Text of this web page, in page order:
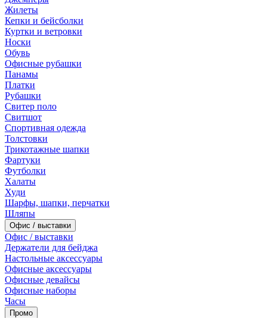
Жилеты
Кепки и бейсболки
Куртки и ветровки
Носки
Обувь
Офисные рубашки
Панамы
Платки
Рубашки
Свитер поло
Свитшот
Спортивная одежда
Толстовки
Трикотажные шапки
Фартуки
Футболки
Халаты
Худи
Шарфы, шапки, перчатки
Шляпы
Офис / выставки
Офис / выставки
Держатели для бейджа
Настольные аксессуары
Офисные аксессуары
Офисные девайсы
Офисные наборы
Часы
Промо